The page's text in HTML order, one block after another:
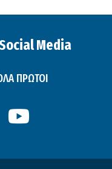
Media
ΠΡΩΤΟΙ